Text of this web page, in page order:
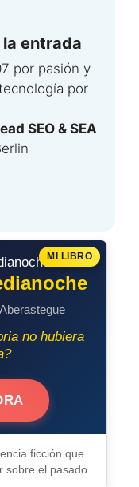
entrada
por pasión y
por
SEO & SEA
MI LIBRO
no hubiera
ficción que
sobre el pasado.